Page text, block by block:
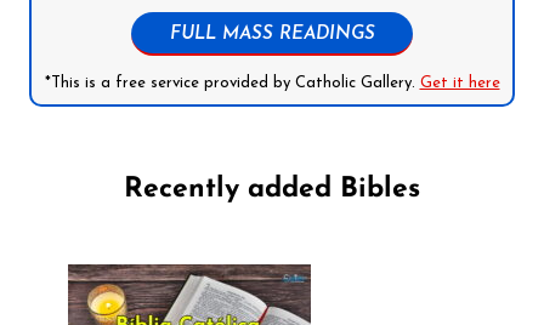
FULL MASS READINGS
*This is a free service provided by Catholic Gallery. Get it here
Recently added Bibles